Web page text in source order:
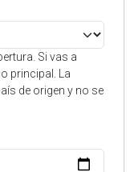
Si vas a
principal. La
de origen y no se